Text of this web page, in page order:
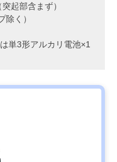
起部含まず）
除く）
単3形アルカリ電池×1